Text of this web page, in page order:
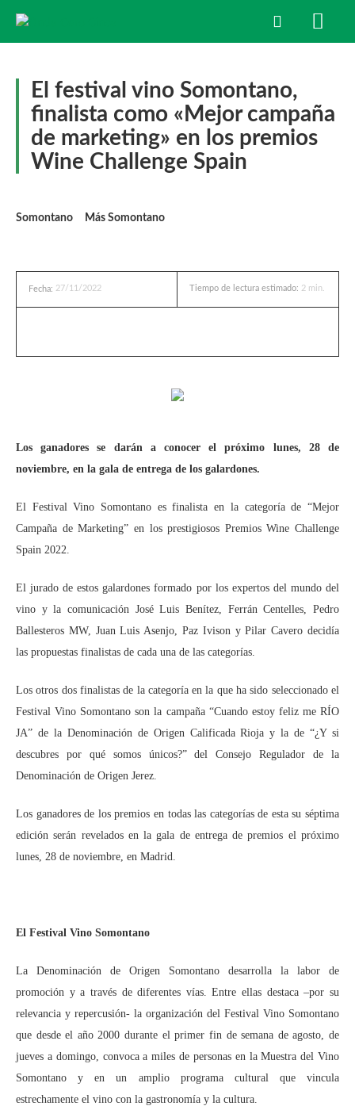
El festival vino Somontano,
finalista como «Mejor campaña
de marketing» en los premios
Wine Challenge Spain
Somontano Más Somontano
Fecha: 27/11/2022 Tiempo de lectura estimado: 2 min.
Los ganadores se darán a conocer el próximo lunes, 28 de
noviembre, en la gala de entrega de los galardones.
El Festival Vino Somontano es finalista en la categoría de “Mejor
Campaña de Marketing” en los prestigiosos Premios Wine Challenge
Spain 2022.
El jurado de estos galardones formado por los expertos del mundo del
vino y la comunicación José Luis Benítez, Ferrán Centelles, Pedro
Ballesteros MW, Juan Luis Asenjo, Paz Ivison y Pilar Cavero decidía
las propuestas finalistas de cada una de las categorías.
Los otros dos finalistas de la categoría en la que ha sido seleccionado el
Festival Vino Somontano son la campaña “Cuando estoy feliz me RÍO
JA” de la Denominación de Origen Calificada Rioja y la de “¿Y si
descubres por qué somos únicos?” del Consejo Regulador de la
Denominación de Origen Jerez.
Los ganadores de los premios en todas las categorías de esta su séptima
edición serán revelados en la gala de entrega de premios el próximo
lunes, 28 de noviembre, en Madrid.
El Festival Vino Somontano
La Denominación de Origen Somontano desarrolla la labor de
promoción y a través de diferentes vías. Entre ellas destaca –por su
relevancia y repercusión- la organización del Festival Vino Somontano
que desde el año 2000 durante el primer fin de semana de agosto, de
jueves a domingo, convoca a miles de personas en la Muestra del Vino
Somontano y en un amplio programa cultural que vincula
estrechamente el vino con la gastronomía y la cultura.